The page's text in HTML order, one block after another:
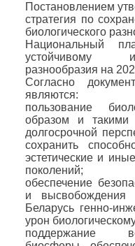
Постановлением
стратегия по
биологического
Национальный
устойчивому
разнообразия на
Согласно
являются:
пользование
образом и
долгосрочной
сохранить
эстетические и
поколений;
обеспечение
и высвобождения
Беларусь генно-
урон
поддержание